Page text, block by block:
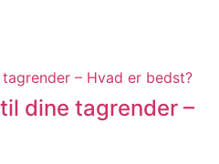
dine tagrender –